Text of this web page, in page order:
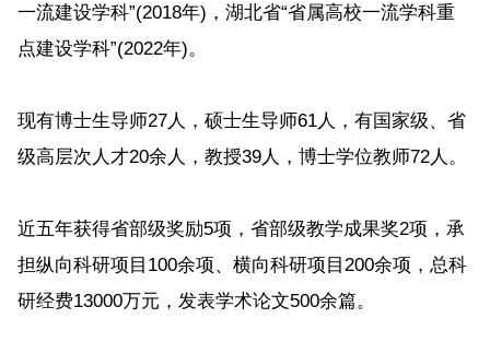
一流建设学科”(2018年)，湖北省“省属高校一流学科重
点建设学科”(2022年)。
现有博士生导师27人，硕士生导师61人，有国家级、省
级高层次人才20余人，教授39人，博士学位教师72人。
近五年获得省部级奖励5项，省部级教学成果奖2项，承
担纵向科研项目100余项、横向科研项目200余项，总科
研经费13000万元，发表学术论文500余篇。